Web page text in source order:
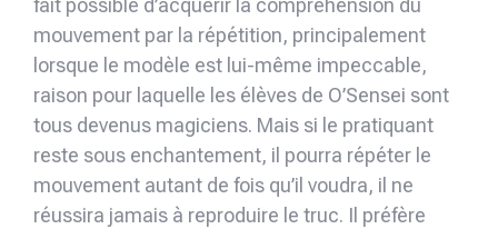
fait possible d’acquérir la compréhension du
mouvement par la répétition, principalement
lorsque le modèle est lui-même impeccable,
raison pour laquelle les élèves de O’Sensei sont
tous devenus magiciens. Mais si le pratiquant
reste sous enchantement, il pourra répéter le
mouvement autant de fois qu’il voudra, il ne
réussira jamais à reproduire le truc. Il préfère